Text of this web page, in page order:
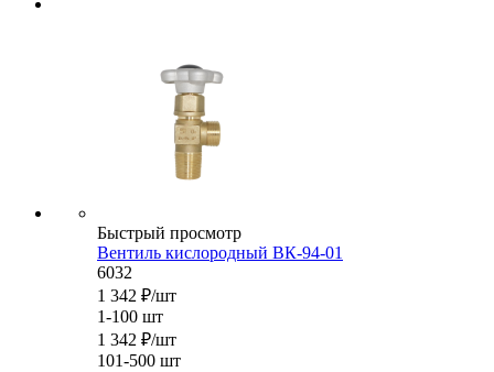
Быстрый просмотр
Вентиль кислородный ВК-94-01
6032
1 342 ₽/шт
1-100 шт
1 342 ₽/шт
101-500 шт